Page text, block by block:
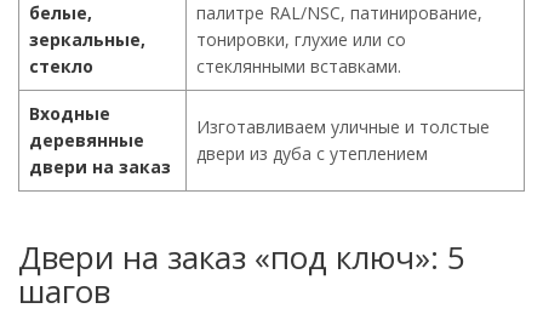
белые,
зеркальные,
стекло
палитре RAL/NSC, патинирование,
тонировки, глухие или со
стеклянными вставками.
Входные
деревянные
двери на заказ
Изготавливаем уличные и толстые
двери из дуба с утеплением
Двери на заказ «под ключ»: 5
шагов